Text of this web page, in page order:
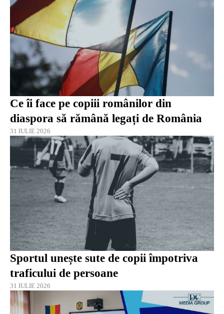
Ce îi face pe copiii românilor din
diaspora să rămână legați de România
31 IULIE 2026
Sportul unește sute de copii împotriva
traficului de persoane
31 IULIE 2026